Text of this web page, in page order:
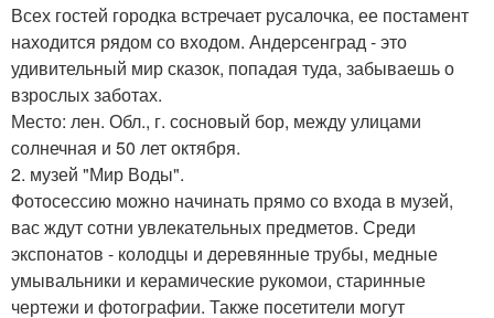
Всех гостей городка встречает русалочка, ее постамент
находится рядом со входом. Андерсенград - это
удивительный мир сказок, попадая туда, забываешь о
взрослых заботах.
Место: лен. Обл., г. сосновый бор, между улицами
солнечная и 50 лет октября.
2. музей "Мир Воды".
Фотосессию можно начинать прямо со входа в музей,
вас ждут сотни увлекательных предметов. Среди
экспонатов - колодцы и деревянные трубы, медные
умывальники и керамические рукомои, старинные
чертежи и фотографии. Также посетители могут